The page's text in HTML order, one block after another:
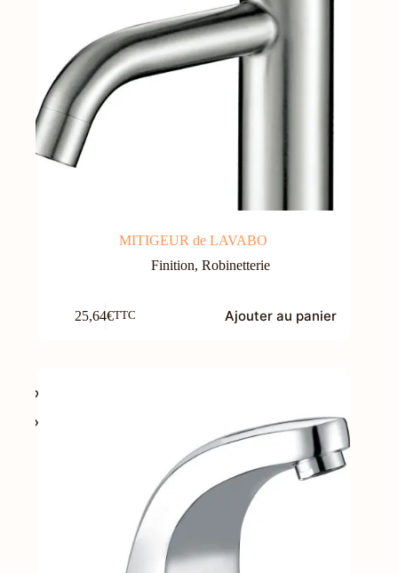
MITIGEUR de LAVABO
Finition,Robinetterie
25,64€TTC Ajouter au panier